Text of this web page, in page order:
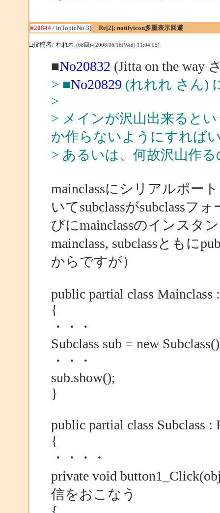
■20844/ inTopicNo.3) Re[2]: notifyicon多重表示回避
□投稿者/ れれれ (68回)-(2008/06/18(Wed) 11:04:05)
■No20832 (Jitta on the way
> ■No20829 (れれれ さん)
>
> メインが沢山出来ると
か作らないようにすれば
> あるいは、何故沢山作
mainclassにシリアルポー
いてsubclassがsubclassフ
びにmainclassのインスタ
mainclass, subclassともに
からですが）
public partial class Mainclass
{
・・・
Subclass sub = new
・・・
sub.show();
}
public partial class Subclass :
{
・・・・
private void
信をおこなう